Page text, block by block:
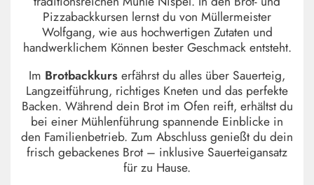
Pizzabackkursen lernst du von Müllermeister
Wolfgang, wie aus hochwertigen Zutaten und
handwerklichem Können bester Geschmack entsteht.
Im Brotbackkurserfährst du alles über Sauerteig,
Langzeitführung, richtiges Kneten und das perfekte
Backen. Während dein Brot im Ofen reift, erhältst du
bei einer Mühlenführung spannende Einblicke in
den Familienbetrieb. Zum Abschluss genießt du dein
frisch gebackenes Brot – inklusive Sauerteigansatz
für zu Hause.